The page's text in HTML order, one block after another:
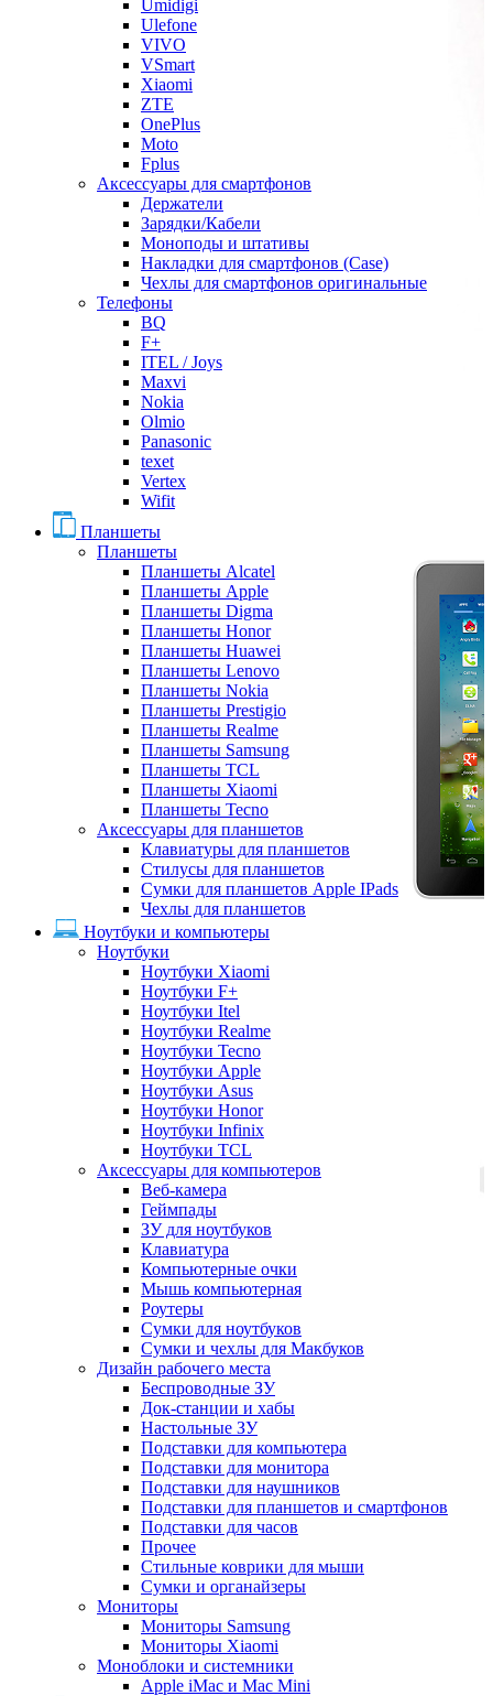
Umidigi
Ulefone
VIVO
VSmart
Xiaomi
ZTE
OnePlus
Moto
Fplus
Аксессуары для смартфонов
Держатели
Зарядки/Кабели
Моноподы и штативы
Накладки для смартфонов (Case)
Чехлы для смартфонов оригинальные
Телефоны
BQ
F+
ITEL / Joys
Maxvi
Nokia
Olmio
Panasonic
texet
Vertex
Wifit
Планшеты
Планшеты
Планшеты Alcatel
Планшеты Apple
Планшеты Digma
Планшеты Honor
Планшеты Huawei
Планшеты Lenovo
Планшеты Nokia
Планшеты Prestigio
Планшеты Realme
Планшеты Samsung
Планшеты TCL
Планшеты Xiaomi
Планшеты Tecno
Аксессуары для планшетов
Клавиатуры для планшетов
Стилусы для планшетов
Сумки для планшетов Apple IPads
Чехлы для планшетов
Ноутбуки и компьютеры
Ноутбуки
Ноутбуки Xiaomi
Ноутбуки F+
Ноутбуки Itel
Ноутбуки Realme
Ноутбуки Tecno
Ноутбуки Apple
Ноутбуки Asus
Ноутбуки Honor
Ноутбуки Infinix
Ноутбуки TCL
Аксессуары для компьютеров
Веб-камера
Геймпады
ЗУ для ноутбуков
Клавиатура
Компьютерные очки
Мышь компьютерная
Роутеры
Сумки для ноутбуков
Сумки и чехлы для Макбуков
Дизайн рабочего места
Беспроводные ЗУ
Док-станции и хабы
Настольные ЗУ
Подставки для компьютера
Подставки для монитора
Подставки для наушников
Подставки для планшетов и смартфонов
Подставки для часов
Прочее
Стильные коврики для мыши
Сумки и органайзеры
Мониторы
Мониторы Samsung
Мониторы Xiaomi
Моноблоки и системники
Apple iMac и Mac Mini